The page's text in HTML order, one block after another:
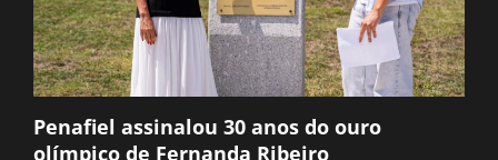
Penafiel assinalou 30 anos do ouro
olímpico de Fernanda Ribeiro